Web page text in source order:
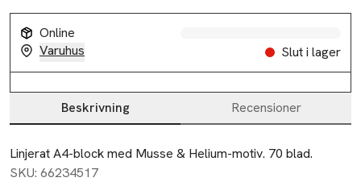
Online
Varuhus
Slut i lager
Beskrivning Recensioner
Beskrivning
Linjerat A4-block med Musse & Helium-motiv. 70 blad.
SKU: 66234517